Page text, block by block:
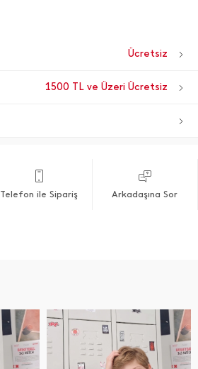
Ücretsiz
1500 TL ve Üzeri Ücretsiz
Telefon ile Sipariş Arkadaşına Sor